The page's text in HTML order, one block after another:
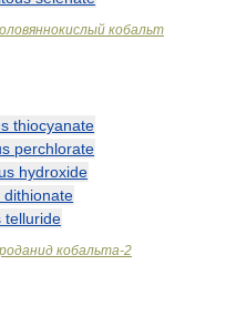
оловяннокислый кобальт
thiocyanate
perchlorate
hydroxide
dithionate
telluride
роданид кобальта-2